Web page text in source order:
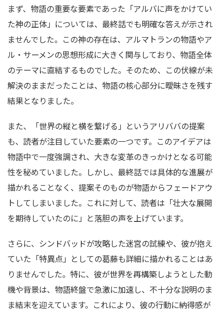
まず、物語の重要な要素であった「アルバに声をかけてい
た神の正体」については、最終話でも明確な答えが示され
ませんでした。この神の存在は、アルマトランの物語やア
ル・サーメンの思想形成に大きく関与しており、物語全体
のテーマに直結するものでした。そのため、この伏線が未
解決のままだったことは、物語の核心部分に曖昧さを残す
結果となりました。
また、「世界の縦と横を繋げる」というアリババの提案
も、読者が注目していた要素の一つです。このアイデアは
物語中で一度強調され、大きな変革のきっかけとなる可能
性を秘めていました。しかし、最終話では具体的な進展が
描かれることなく、提案そのものが物語からフェードアウ
トしてしまいました。これに対して、読者は「壮大な展開
を期待していたのに」と落胆の声を上げています。
さらに、シンドバッドが攻略した迷宮の試練や、彼が抱え
ていた「特異点」としての葛藤も詳細に描かれることはあ
りませんでした。特に、彼が世界を再構築しようとした動
機や背景は、物語終盤で急激に加速し、不十分な説明のま
ま結末を迎えています。これにより、彼の行動に納得感が